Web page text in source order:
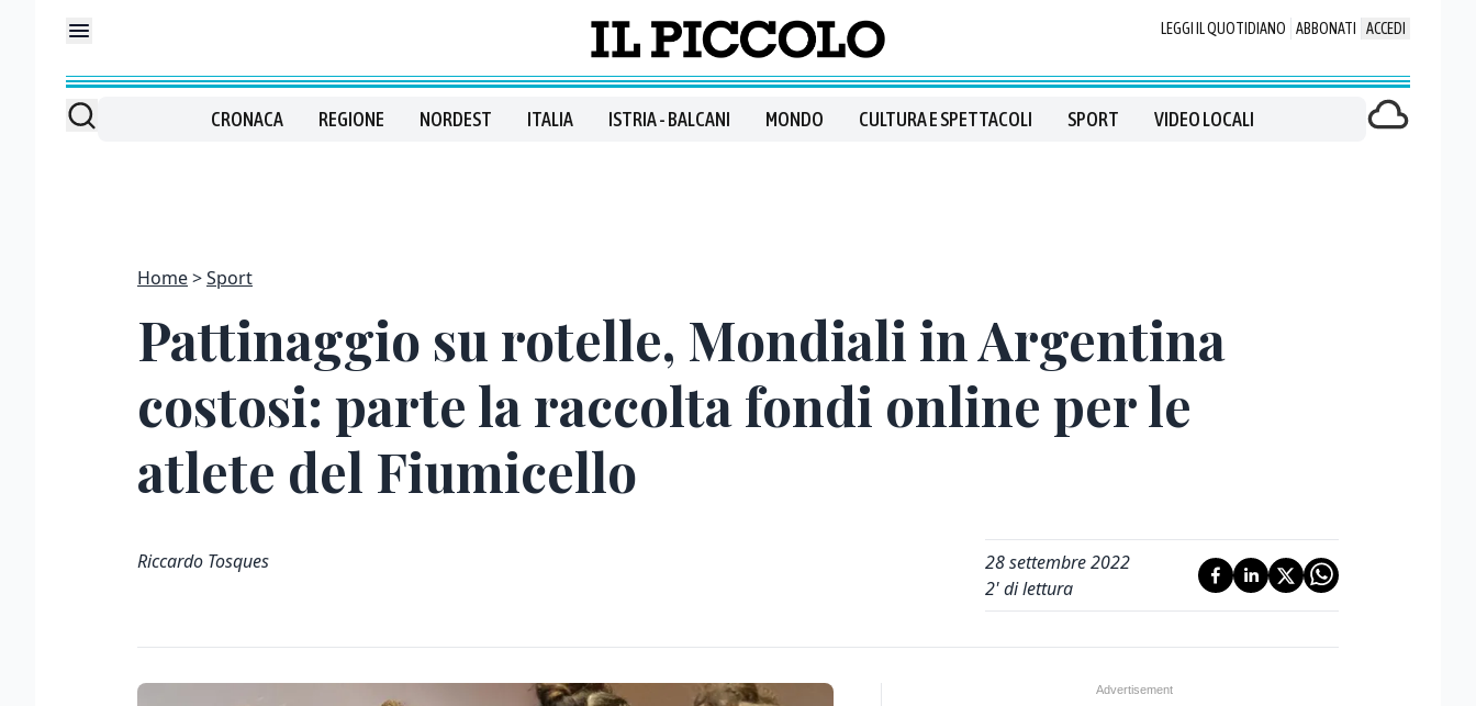
LEGGI IL QUOTIDIANO ABBONATI ACCEDI
CRONACA REGIONE NORDEST ITALIA ISTRIA - BALCANI MONDO CULTURA E SPETTACOLI SPORT VIDEO LOCALI
Home Sport
Pattinaggio su rotelle, Mondiali in Argentina
costosi: parte la raccolta fondi online per le
atlete del Fiumicello
Riccardo Tosques
28 settembre 2022
2' di lettura